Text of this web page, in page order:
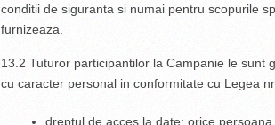
conditii de siguranta si numai pentru scopurile
furnizeaza.
13.2 Tuturor participantilor la Campanie le sunt
cu caracter personal in conformitate cu Legea
dreptul de acces la date: orice